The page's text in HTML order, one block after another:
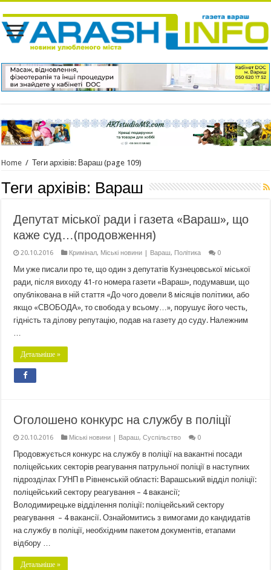
Home / Теги архівів: Вараш (page 109)
Теги архівів: Вараш
Депутат міської ради і газета «Вараш», що
каже суд…(продовження)
20.10.2016 Кримінал, Міські новини | Вараш, Політика 0
Ми уже писали про те, що один з депутатів Кузнецовської міської
ради, після виходу 41-го номера газети «Вараш», подумавши, що
опублікована в ній стаття «До чого довели 8 місяців політики, або
якщо «СВОБОДА», то свобода у всьому…», порушує його честь,
гідність та ділову репутацію, подав на газету до суду. Належним
…
Детальніше »
Оголошено конкурс на службу в поліції
20.10.2016 Міські новини | Вараш,Суспільство 0
Продовжується конкурс на службу в поліції на вакантні посади
поліцейських секторів реагування патрульної поліції в наступних
підрозділах ГУНП в Рівненській області: Варашський відділ поліції:
поліцейський сектору реагування – 4 вакансії;
Володимирецьке відділення поліції: поліцейський сектору
реагування – 4 вакансії. Ознайомитись з вимогами до кандидатів
на службу в поліції, необхідним пакетом документів, етапами
відбору …
Детальніше »